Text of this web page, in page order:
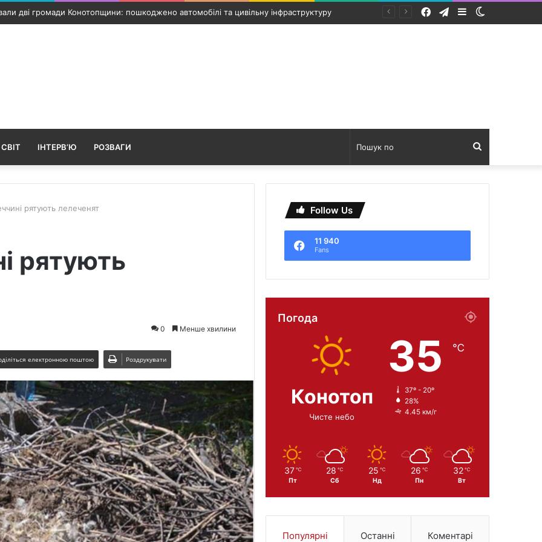
дві третини ранніх зернових: аграріям обіцяють додаткову підтримку Sidebar
Telegram
Facebook
ІНТЕРВ’Ю РОЗВАГИ
по
рятують лелеченят
рятують
0 Менше хвилини
електронною поштою Роздрукувати
Follow Us
11 940
Fans
Погода
Конотоп
Чисте небо
35 ℃
37º - 20º
28%
4.45 км/г
37 ℃
Пт
28 ℃
Сб
25 ℃
Нд
26 ℃
Пн
32 ℃
Вт
Популярні Останні Коментарі